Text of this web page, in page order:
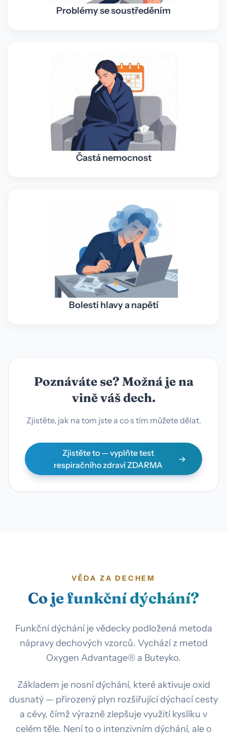
Problémy se soustředěním
Častá nemocnost
Bolesti hlavy a napětí
Poznáváte se? Možná je na
vině váš dech.
Zjistěte, jak na tom jste a co s tím můžete dělat.
Zjistěte to — vyplňte test
respiračního zdraví ZDARMA
VĚDA ZA DECHEM
Co je funkční dýchání?
Funkční dýchání je vědecky podložená metoda
nápravy dechových vzorců. Vychází z metod
Oxygen Advantage® a Buteyko.
Základem je nosní dýchání, které aktivuje oxid
dusnatý — přirozený plyn rozšiřující dýchací cesty
a cévy, čímž výrazně zlepšuje využití kyslíku v
celém těle. Není to o intenzivním dýchání, ale o